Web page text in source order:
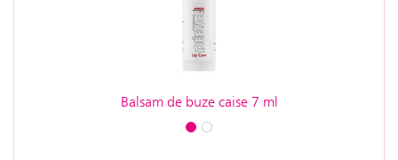
Balsam de buze caise 7 ml